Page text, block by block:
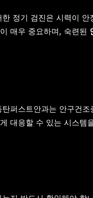
정기 검진은 시력이
매우 중요하며, 숙련된
퍼스트안과는 안구건
대응할 수 있는 시스템